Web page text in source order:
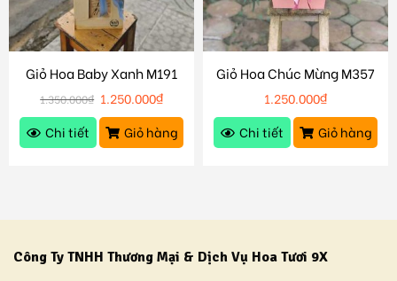
Giỏ Hoa Baby Xanh M191
1.350.000₫ 1.250.000₫
Chi tiết
Giỏ hàng
Giỏ Hoa Chúc Mừng M357
1.250.000₫
Chi tiết
Giỏ hàng
Công Ty TNHH Thương Mại & Dịch Vụ Hoa Tươi 9X